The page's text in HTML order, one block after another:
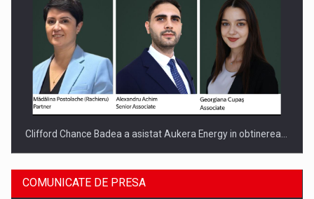
Clifford Chance Badea a asistat Aukera Energy in obtinerea…
COMUNICATE DE PRESA